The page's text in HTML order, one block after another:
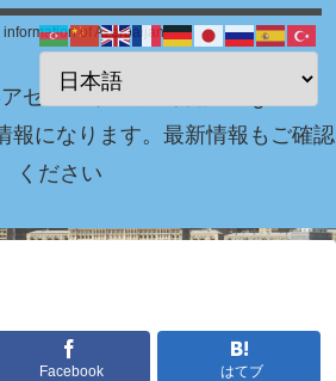
information of Azerbaijan
ゼルバイジャン情報 Blog！
報になります。最新情報もご確認
ください
Facebook はてブ